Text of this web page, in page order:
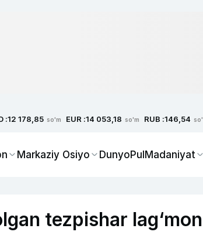
:12 178,85 so'm EUR :14 053,18 so'm RUB :146,54
Markaziy Osiyo DunyoPulMadaniyat
tezpishar